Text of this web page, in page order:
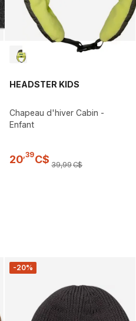
HEADSTER KIDS
Chapeau d'hiver Cabin -
Enfant
20,39C$ 39,99C$
-20%